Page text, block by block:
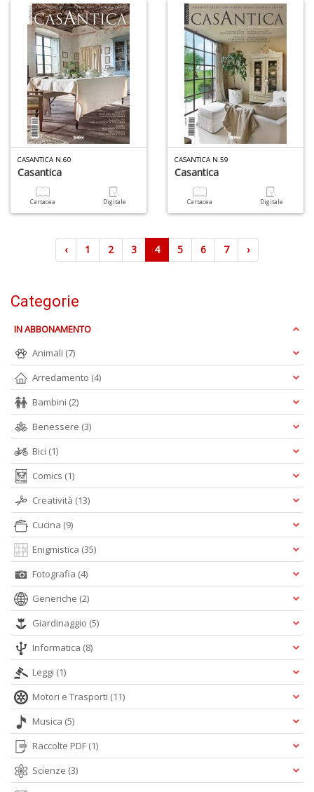
CASANTICA N.60
Casantica
Cartacea Digitale
CASANTICA N.59
Casantica
Cartacea Digitale
‹ 1 2 3 4 5 6 7 ›
Categorie
IN ABBONAMENTO
Animali (7)
Arredamento (4)
Bambini (2)
Benessere (3)
Bici (1)
Comics (1)
Creatività (13)
Cucina (9)
Enigmistica (35)
Fotografia (4)
Generiche (2)
Giardinaggio (5)
Informatica (8)
Leggi (1)
Motori e Trasporti (11)
Musica (5)
Raccolte PDF (1)
Scienze (3)